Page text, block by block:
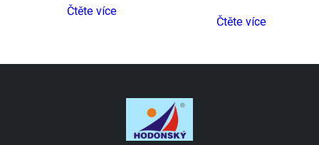
Čtěte více
Čtěte více